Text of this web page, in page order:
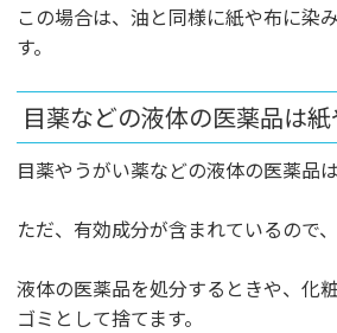
この場合は、油と同様に紙や布に染
す。
目薬などの液体の医薬品は
目薬やうがい薬などの液体の医薬品
ただ、有効成分が含まれているので
液体の医薬品を処分するときや、化
ゴミとして捨てます。